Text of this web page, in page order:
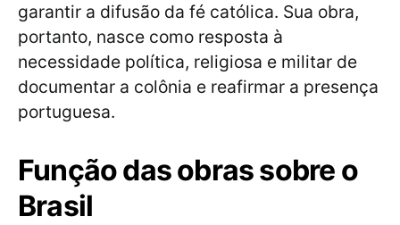
garantir a difusão da fé católica. Sua obra,
portanto, nasce como resposta à
necessidade política, religiosa e militar de
documentar a colônia e reafirmar a presença
portuguesa.
Função das obras sobre o
Brasil